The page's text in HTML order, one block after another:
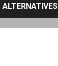
ALTERNATIVES